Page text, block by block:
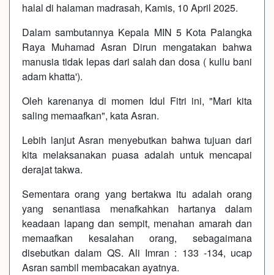
halal di halaman madrasah, Kamis, 10 April 2025.
Dalam sambutannya Kepala MIN 5 Kota Palangka
Raya Muhamad Asran Dirun mengatakan bahwa
manusia tidak lepas dari salah dan dosa ( kullu bani
adam khatta').
Oleh karenanya di momen Idul Fitri ini, "Mari kita
saling memaafkan", kata Asran.
Lebih lanjut Asran menyebutkan bahwa tujuan dari
kita melaksanakan puasa adalah untuk mencapai
derajat takwa.
Sementara orang yang bertakwa itu adalah orang
yang senantiasa menafkahkan hartanya dalam
keadaan lapang dan sempit, menahan amarah dan
memaafkan kesalahan orang, sebagaimana
disebutkan dalam QS. Ali Imran : 133 -134, ucap
Asran sambil membacakan ayatnya.